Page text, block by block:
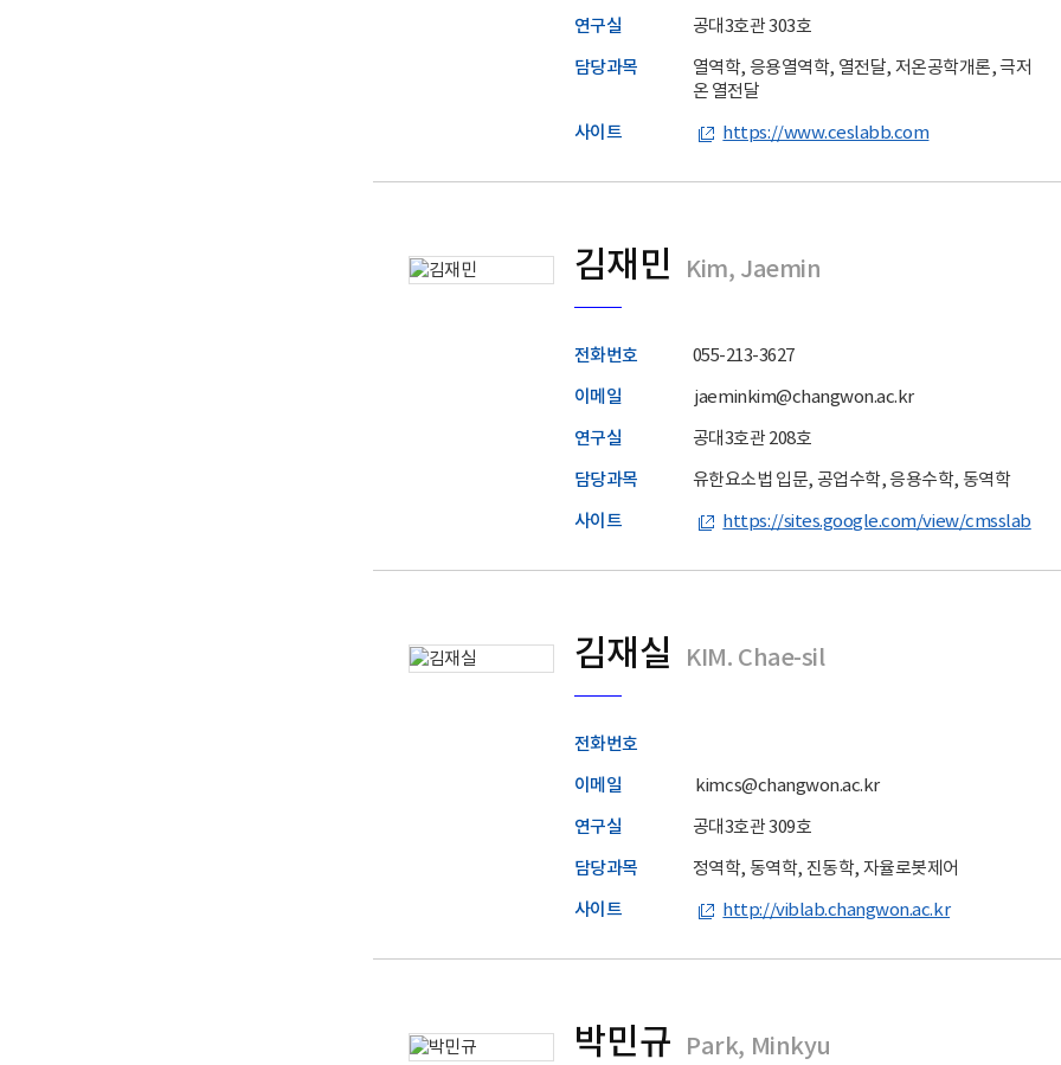
연구실 공대3호관 303호
담당과목
열역학, 응용열역학, 열전달, 저온공학개론, 극저
온 열전달
사이트 https://www.ceslabb.com
김재민 Kim, Jaemin
전화번호 055-213-3627
이메일 jaeminkim@changwon.ac.kr
연구실 공대3호관 208호
담당과목 유한요소법 입문, 공업수학, 응용수학, 동역학
사이트 https://sites.google.com/view/cmsslab
김재실 KIM. Chae-sil
전화번호
이메일 kimcs@changwon.ac.kr
연구실 공대3호관 309호
담당과목 정역학, 동역학, 진동학, 자율로봇제어
사이트 http://viblab.changwon.ac.kr
박민규 Park, Minkyu